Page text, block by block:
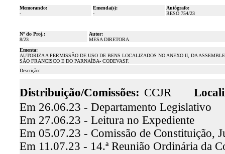
Memorando:
-
Emenda(s):
-
Autógrafo:
RESO 754/23
Nº do Proj.:
8/23
Autor:
MESA DIRETORA
Ementa:
AUTORIZA A PERMISSÃO DE USO DE BENS LOCALIZADOS NO ANEXO II, DA
SÃO FRANCISCO E DO PARNAÍBA- CODEVASF.
Descrição:
Distribuição/Comissões: CCJR
Em 26.06.23 - Departamento Legislativo
Em 27.06.23 - Leitura no Expediente
Em 05.07.23 - Comissão de Constituição,
Em 11.07.23 - 14.ª Reunião Ordinária da